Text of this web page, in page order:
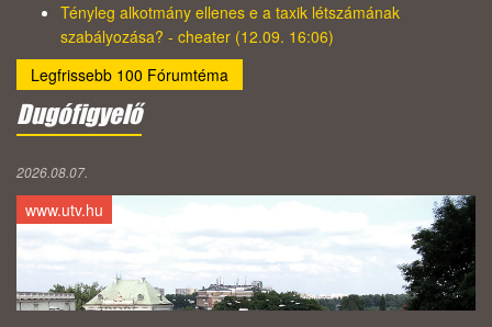
Tényleg alkotmány ellenes e a taxik létszámának
szabályozása? - cheater (12.09. 16:06)
Legfrissebb 100 Fórumtéma
Dugófigyelő
2026.08.07.
www.utv.hu